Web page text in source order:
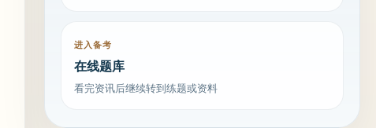
进入备考
在线题库
看完资讯后继续转到练题或资料